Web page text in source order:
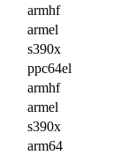
armhf
armel
s390x
ppc64el
armhf
armel
s390x
arm64